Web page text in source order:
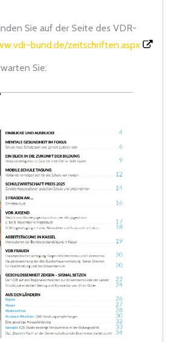
Sie auf der Seite des VDR-
bund.de/zeitschriften.aspx
Sie: